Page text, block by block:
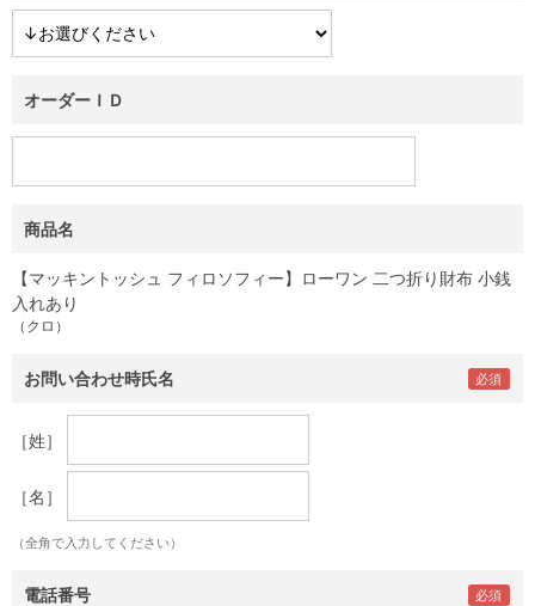
オーダーＩＤ
商品名
【マッキントッシュ フィロソフィー】ローワン 二つ折り財布 小銭
入れあり
（クロ）
お問い合わせ時氏名
［姓］
［名］
（全角で入力してください）
電話番号